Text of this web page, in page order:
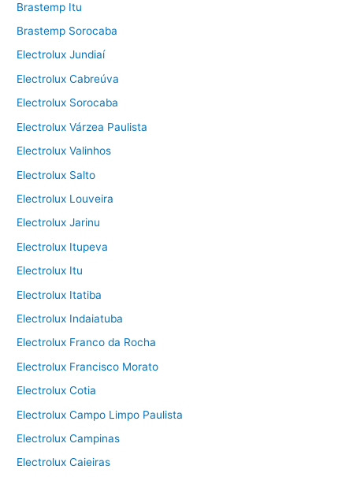
Brastemp Itu
Brastemp Sorocaba
Electrolux Jundiaí
Electrolux Cabreúva
Electrolux Sorocaba
Electrolux Várzea Paulista
Electrolux Valinhos
Electrolux Salto
Electrolux Louveira
Electrolux Jarinu
Electrolux Itupeva
Electrolux Itu
Electrolux Itatiba
Electrolux Indaiatuba
Electrolux Franco da Rocha
Electrolux Francisco Morato
Electrolux Cotia
Electrolux Campo Limpo Paulista
Electrolux Campinas
Electrolux Caieiras